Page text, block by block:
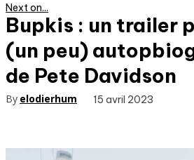
Next on...
Bupkis : un trailer
(un peu)
de Pete Davidson
By elodierhum 15 avril 2023